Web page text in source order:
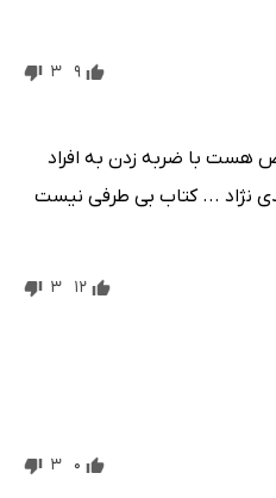
9
3
با ضربه زدن به افراد
نژاد ‌... کتاب بی طرفی نیست
12
3
0
3